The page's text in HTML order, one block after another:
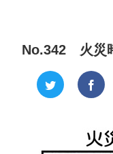
No.342 火災